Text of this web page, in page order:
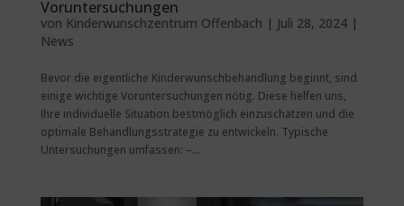
Voruntersuchungen
von Kinderwunschzentrum Offenbach | Juli 28, 2024|
News
Bevor die eigentliche Kinderwunschbehandlung beginnt, sind
einige wichtige Voruntersuchungen nötig. Diese helfen uns,
Ihre individuelle Situation bestmöglich einzuschätzen und die
optimale Behandlungsstrategie zu entwickeln. Typische
Untersuchungen umfassen: –...